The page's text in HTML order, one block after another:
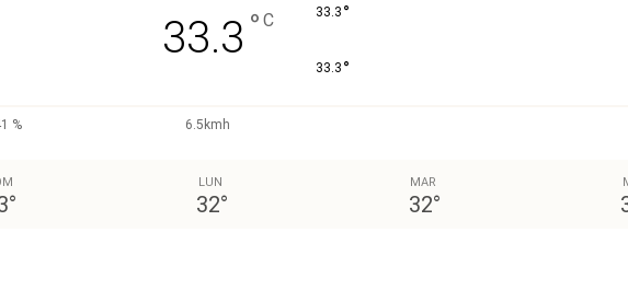
33.3 ° C 33.3 °
33.3 °
%
6.5kmh
°
LUN
32°
MAR
32°